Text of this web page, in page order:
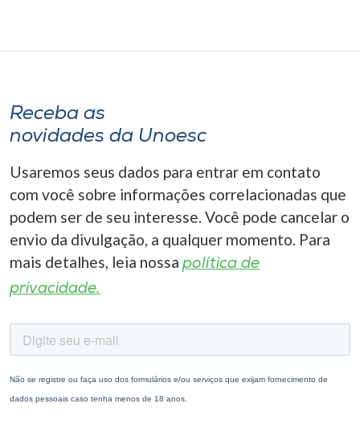
Receba as
novidades da Unoesc
Usaremos seus dados para entrar em contato
com você sobre informações correlacionadas que
podem ser de seu interesse. Você pode cancelar o
envio da divulgação, a qualquer momento. Para
mais detalhes, leia nossa política de
privacidade.